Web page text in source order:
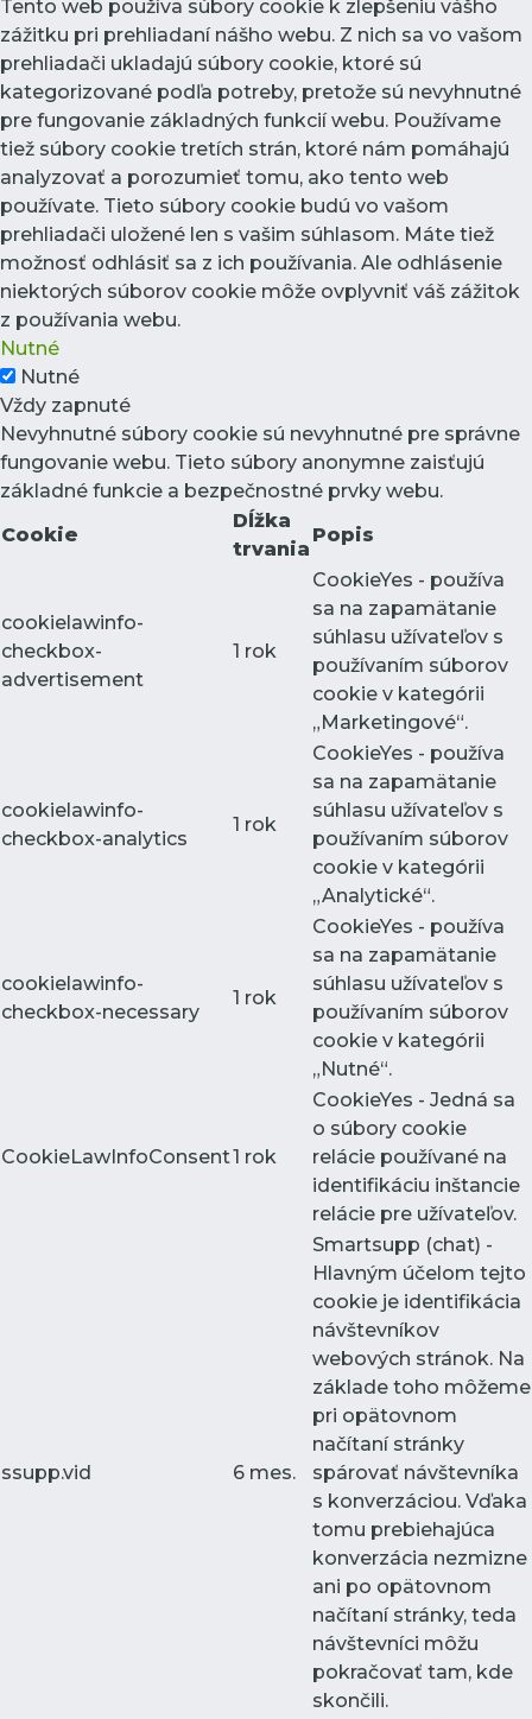
Tento web používa súbory cookie k zlepšeniu vášho
zážitku pri prehliadaní nášho webu. Z nich sa vo vašom
prehliadači ukladajú súbory cookie, ktoré sú
kategorizované podľa potreby, pretože sú nevyhnutné
pre fungovanie základných funkcií webu. Používame
tiež súbory cookie tretích strán, ktoré nám pomáhajú
analyzovať a porozumieť tomu, ako tento web
používate. Tieto súbory cookie budú vo vašom
prehliadači uložené len s vašim súhlasom. Máte tiež
možnosť odhlásiť sa z ich používania. Ale odhlásenie
niektorých súborov cookie môže ovplyvniť váš zážitok
z používania webu.
Nutné
Nutné
Vždy zapnuté
Nevyhnutné súbory cookie sú nevyhnutné pre správne
fungovanie webu. Tieto súbory anonymne zaisťujú
základné funkcie a bezpečnostné prvky webu.
Cookie
Dĺžka
trvania
Popis
cookielawinfo-
checkbox-
advertisement
1 rok
CookieYes - používa
sa na zapamätanie
súhlasu užívateľov s
používaním súborov
cookie v kategórii
„Marketingové“.
cookielawinfo-
checkbox-analytics
1 rok
CookieYes - používa
sa na zapamätanie
súhlasu užívateľov s
používaním súborov
cookie v kategórii
„Analytické“.
cookielawinfo-
checkbox-necessary
1 rok
CookieYes - používa
sa na zapamätanie
súhlasu užívateľov s
používaním súborov
cookie v kategórii
„Nutné“.
CookieLawInfoConsent1 rok
CookieYes - Jedná sa
o súbory cookie
relácie používané na
identifikáciu inštancie
relácie pre užívateľov.
ssupp.vid 6 mes.
Smartsupp (chat) -
Hlavným účelom tejto
cookie je identifikácia
návštevníkov
webových stránok. Na
základe toho môžeme
pri opätovnom
načítaní stránky
spárovať návštevníka
s konverzáciou. Vďaka
tomu prebiehajúca
konverzácia nezmizne
ani po opätovnom
načítaní stránky, teda
návštevníci môžu
pokračovať tam, kde
skončili.